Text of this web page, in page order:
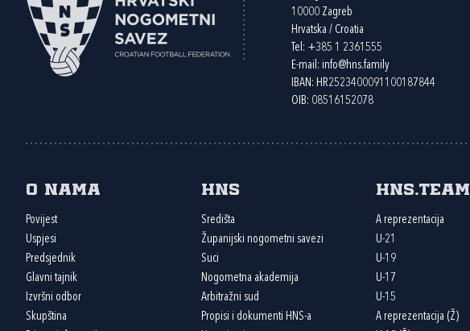
10000 Zagreb
Hrvatska / Croatia
Tel: +385 1 2361555
E-mail: info@hns.family
IBAN: HR2523400091100187844
OIB: 08516152078
O nama
Povijest
Uspjesi
Predsjednik
Glavni tajnik
Izvršni odbor
Skupština
HNS
Središta
Županijski nogometni savezi
Suci
Nogometna akademija
Arbitražni sud
Propisi i dokumenti HNS-a
HNS.team
A reprezentacija
U-21
U-19
U-17
U-15
A reprezentacija (Ž)